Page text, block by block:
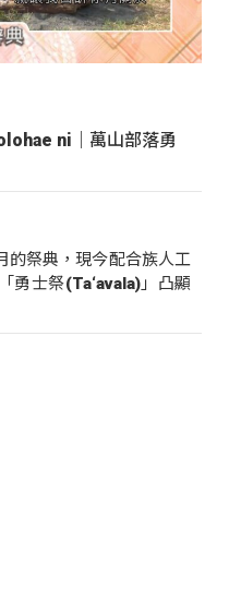
ni｜萬山部落勇
的祭典，現今配合族人工
勇士祭(Ta‘avala)」凸顯